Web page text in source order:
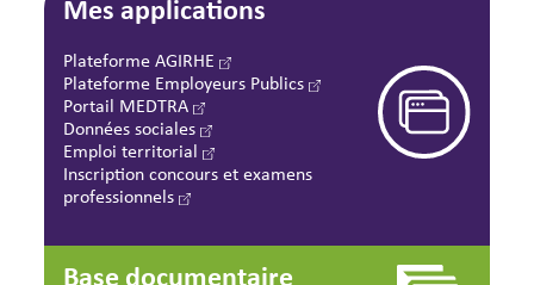
Mes applications
Plateforme AGIRHE
Plateforme Employeurs Publics
Portail MEDTRA
Données sociales
Emploi territorial
Inscription concours et examens
professionnels
Base documentaire